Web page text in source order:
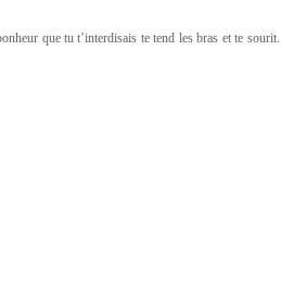
que tu t’interdisais te tend les bras et te sourit.